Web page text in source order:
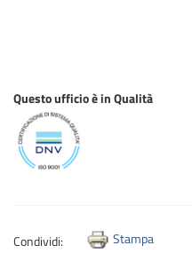
Questo ufficio è in Qualità
Condividi: Stampa